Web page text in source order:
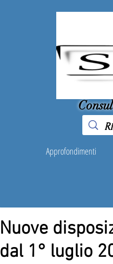
Approfondimenti
Nuove
dal 1° luglio